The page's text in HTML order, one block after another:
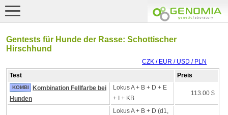
Gentests für Hunde der Rasse: Schottischer
Hirschhund
CZK / EUR / USD / PLN
Test
Preis
KOMBI
Kombination Fellfarbe bei
Hunden
Lokus A + B + D + E
+ I + KB
113.00 $
Lokus A + B + D (d1,